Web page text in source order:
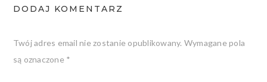
DODAJ KOMENTARZ
Twój adres email nie zostanie opublikowany. Wymagane pola
są oznaczone *